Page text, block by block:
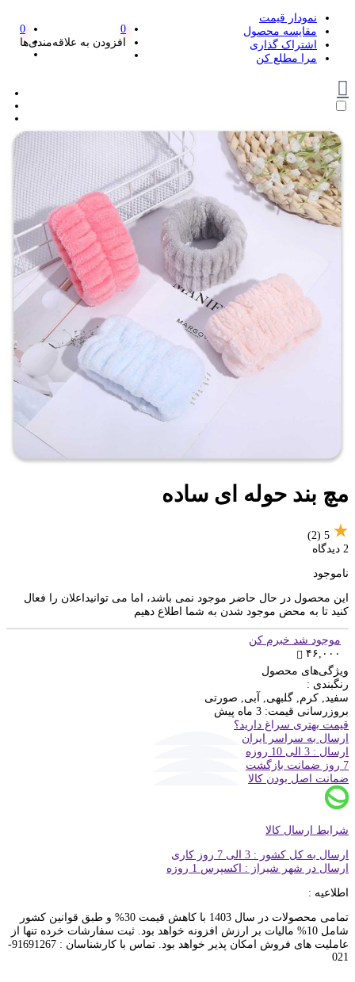
نمودار قیمت
مقایسه محصول
اشتراک گذاری
مرا مطلع کن
0
افزودن به علاقه‌مندی‌ها
0
مچ بند حوله ای ساده
5
(2)
2 دیدگاه
ناموجود
این محصول در حال حاضر موجود نمی باشد، اما می توانیداعلان را فعال
کنید تا به محض موجود شدن به شما اطلاع دهیم
موجود شد خبرم کن
۴۶,۰۰۰
ویژگی‌های محصول
رنگبندی :
سفید, کرم, گلبهی, آبی, صورتی
بروزرسانی قیمت: 3 ماه پیش
قیمت بهتری سراغ دارید؟
ارسال به سراسر ایران
ارسال : 3 الی 10 روزه
7 روز ضمانت بازگشت
ضمانت اصل بودن کالا
شرایط ارسال کالا
ارسال به کل کشور : 3 الی 7 روز کاری
ارسال در شهر شیراز : اکسپرس 1 روزه
اطلاعیه :
تمامی محصولات در سال 1403 با کاهش قیمت 30% و طبق قوانین کشور
شامل 10% مالیات بر ارزش افزونه خواهد بود. ثبت سفارشات خرده تنها از
عاملیت های فروش امکان پذیر خواهد بود. تماس با کارشناسان : 91691267-
021